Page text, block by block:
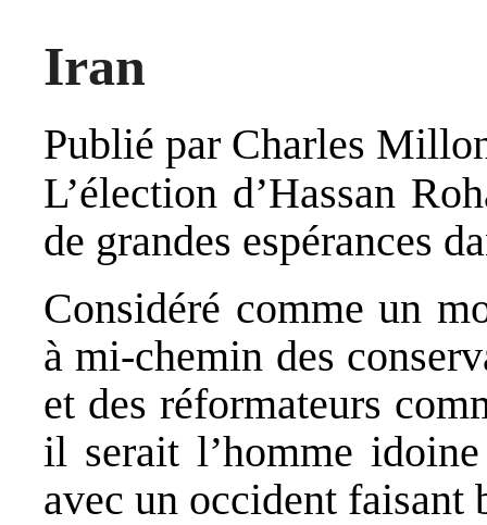
Iran
Publié par Charles
L’élection d’Hassan
de grandes espérances
Considéré comme un
à mi‐chemin des
et des réformateurs
il serait l’homme
avec un occident faisant